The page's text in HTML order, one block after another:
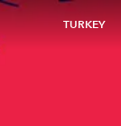
TURKEY